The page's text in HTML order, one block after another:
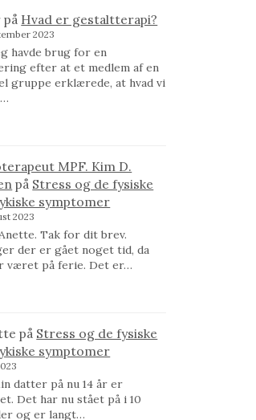
på Hvad er gestaltterapi?
2023
havde brug for en
efter at et medlem af en
gruppe erklærede, at hvad vi
MPF. Kim D.
på Stress og de fysiske
symptomer
2023
Tak for dit brev.
der er gået noget tid, da
været på ferie. Det er…
på Stress og de fysiske
symptomer
datter på nu 14 år er
Det har nu stået på i 10
og er langt…